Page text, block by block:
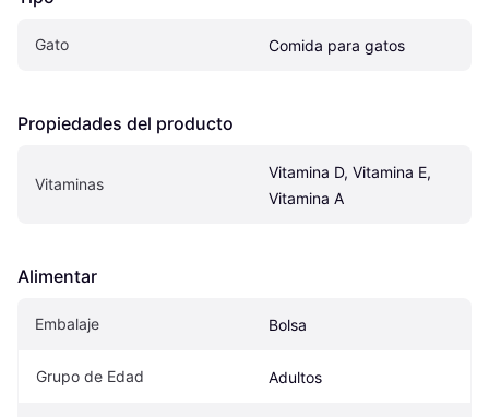
Gato Comida para gatos
Propiedades del producto
Vitaminas
Vitamina D, Vitamina E,
Vitamina A
Alimentar
Embalaje Bolsa
Grupo de Edad Adultos